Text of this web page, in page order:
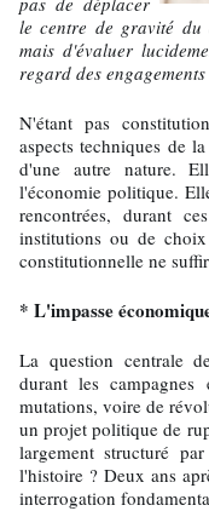
le centre de gravité du
mais d'évaluer
regard des
N'étant pas
aspects techniques de
d'une autre nature.
l'économie politique.
rencontrées, durant
institutions ou de
constitutionnelle ne
* L'impasse
La question centrale
durant les campagnes
mutations, voire de
un projet politique de
largement structuré
l'histoire ? Deux ans
interrogation